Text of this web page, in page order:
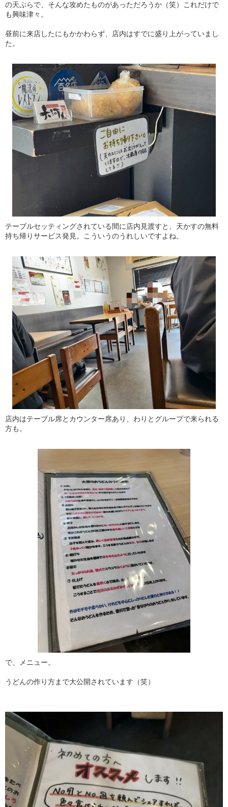
の天ぷらで、そんな攻めたものがあっただろうか（笑）これだけで
も興味津々。
昼前に来店したにもかかわらず、店内はすでに盛り上がっていまし
た。
テーブルセッティングされている間に店内見渡すと、天かすの無料
持ち帰りサービス発見。こういうのうれしいですよね。
店内はテーブル席とカウンター席あり、わりとグループで来られる
方も。
で、メニュー。
うどんの作り方まで大公開されています（笑）